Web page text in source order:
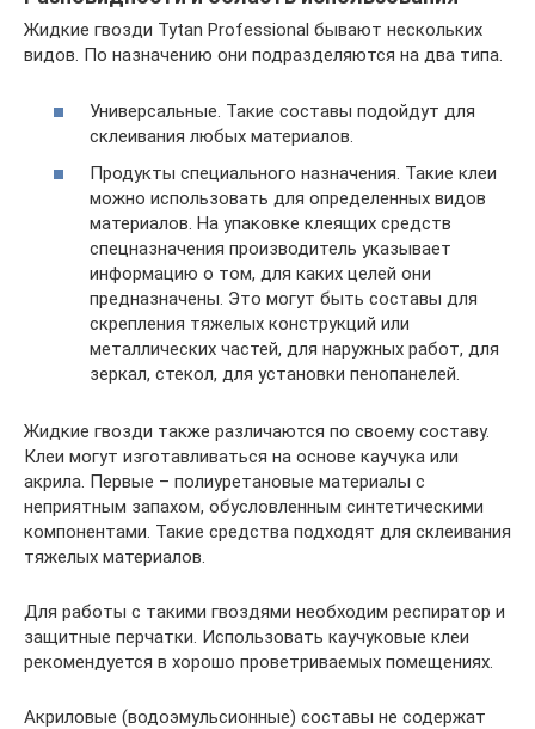
Жидкие гвозди Tytan Professional бывают нескольких
видов. По назначению они подразделяются на два типа.
Универсальные. Такие составы подойдут для
склеивания любых материалов.
Продукты специального назначения. Такие клеи
можно использовать для определенных видов
материалов. На упаковке клеящих средств
спецназначения производитель указывает
информацию о том, для каких целей они
предназначены. Это могут быть составы для
скрепления тяжелых конструкций или
металлических частей, для наружных работ, для
зеркал, стекол, для установки пенопанелей.
Жидкие гвозди также различаются по своему составу.
Клеи могут изготавливаться на основе каучука или
акрила. Первые – полиуретановые материалы с
неприятным запахом, обусловленным синтетическими
компонентами. Такие средства подходят для склеивания
тяжелых материалов.
Для работы с такими гвоздями необходим респиратор и
защитные перчатки. Использовать каучуковые клеи
рекомендуется в хорошо проветриваемых помещениях.
Акриловые (водоэмульсионные) составы не содержат